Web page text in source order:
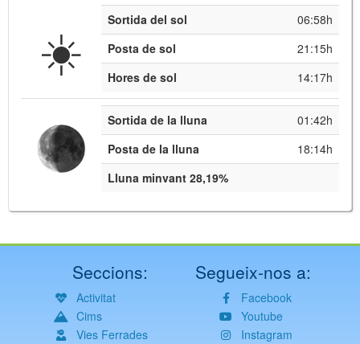
☀️ Sortida del sol
06:58h
Posta de sol
21:15h
Hores de sol
14:17h
Sortida de la lluna
01:42h
Posta de la lluna
18:14h
Lluna minvant 28,19%
Seccions:
Activitat
Cims
Vies Ferrades
Segueix-nos a:
Facebook
Youtube
Instagram